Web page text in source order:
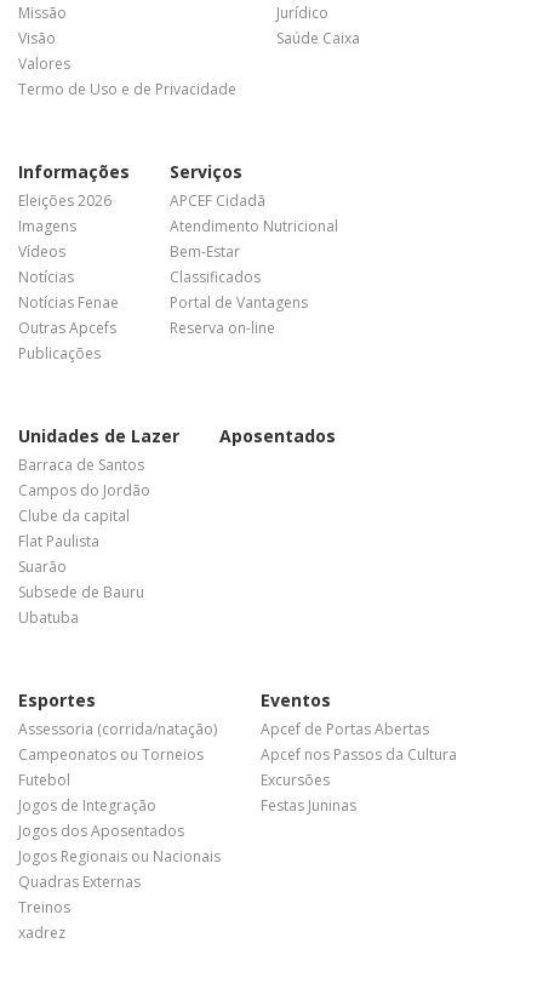
Missão
Visão
Valores
Termo de Uso e de Privacidade
Jurídico
Saúde Caixa
Informações
Eleições 2026
Imagens
Vídeos
Notícias
Notícias Fenae
Outras Apcefs
Publicações
Serviços
APCEF Cidadã
Atendimento Nutricional
Bem-Estar
Classificados
Portal de Vantagens
Reserva on-line
Unidades de Lazer
Barraca de Santos
Campos do Jordão
Clube da capital
Flat Paulista
Suarão
Subsede de Bauru
Ubatuba
Aposentados
Esportes
Assessoria (corrida/natação)
Campeonatos ou Torneios
Futebol
Jogos de Integração
Jogos dos Aposentados
Jogos Regionais ou Nacionais
Quadras Externas
Treinos
xadrez
Eventos
Apcef de Portas Abertas
Apcef nos Passos da Cultura
Excursões
Festas Juninas